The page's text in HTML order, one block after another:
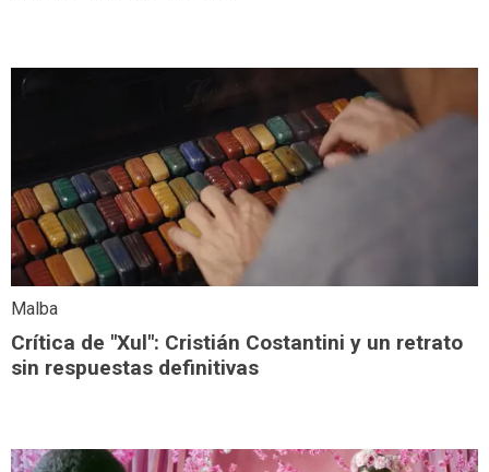
Malba
Crítica de "Xul": Cristián Costantini y un retrato
sin respuestas definitivas